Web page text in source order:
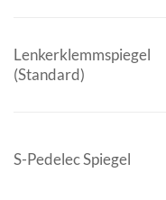
Lenkerklemmspiegel
(Standard)
S-Pedelec Spiegel